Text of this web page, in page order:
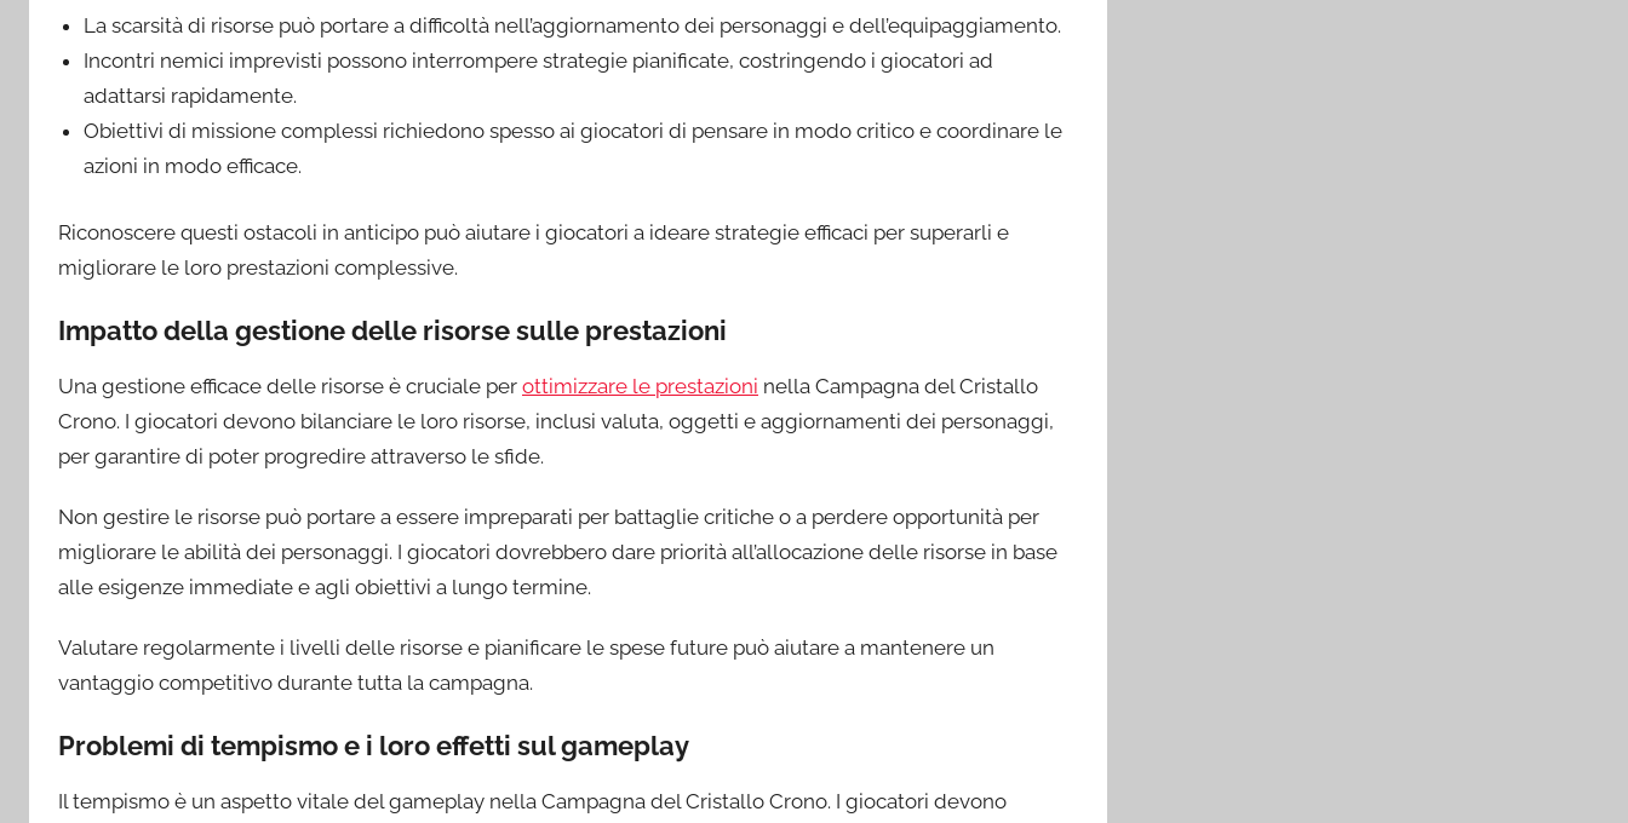
La scarsità di risorse può portare a difficoltà nell’aggiornamento dei personaggi e dell’equipaggiamento.
Incontri nemici imprevisti possono interrompere strategie pianificate, costringendo i giocatori ad
adattarsi rapidamente.
Obiettivi di missione complessi richiedono spesso ai giocatori di pensare in modo critico e coordinare le
azioni in modo efficace.
Riconoscere questi ostacoli in anticipo può aiutare i giocatori a ideare strategie efficaci per superarli e
migliorare le loro prestazioni complessive.
Impatto della gestione delle risorse sulle prestazioni
Una gestione efficace delle risorse è cruciale per ottimizzare le prestazioni nella Campagna del Cristallo
Crono. I giocatori devono bilanciare le loro risorse, inclusi valuta, oggetti e aggiornamenti dei personaggi,
per garantire di poter progredire attraverso le sfide.
Non gestire le risorse può portare a essere impreparati per battaglie critiche o a perdere opportunità per
migliorare le abilità dei personaggi. I giocatori dovrebbero dare priorità all’allocazione delle risorse in base
alle esigenze immediate e agli obiettivi a lungo termine.
Valutare regolarmente i livelli delle risorse e pianificare le spese future può aiutare a mantenere un
vantaggio competitivo durante tutta la campagna.
Problemi di tempismo e i loro effetti sul gameplay
Il tempismo è un aspetto vitale del gameplay nella Campagna del Cristallo Crono. I giocatori devono